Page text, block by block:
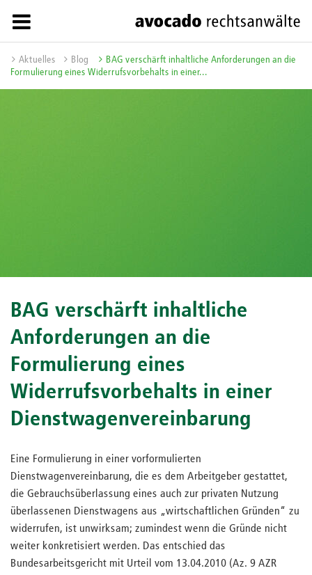
Aktuelles Blog
BAG verschärft inhaltliche Anforderungen an die
Formulierung eines Widerrufsvorbehalts in einer...
BAG verschärft inhaltliche
Anforderungen an die
Formulierung eines
Widerrufsvorbehalts in einer
Dienstwagenvereinbarung
Eine Formulierung in einer vorformulierten
Dienstwagenvereinbarung, die es dem Arbeitgeber gestattet,
die Gebrauchsüberlassung eines auch zur privaten Nutzung
überlassenen Dienstwagens aus „wirtschaftlichen Gründen“ zu
widerrufen, ist unwirksam; zumindest wenn die Gründe nicht
weiter konkretisiert werden. Das entschied das
Bundesarbeitsgericht mit Urteil vom 13.04.2010 (Az. 9 AZR